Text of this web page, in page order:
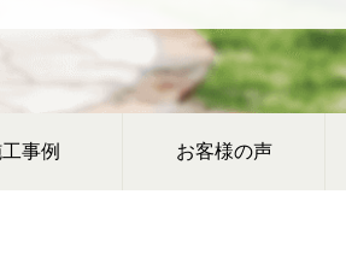
事例 お客様の声